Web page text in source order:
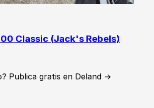
Classic (Jack's Rebels)
Publica gratis en Deland →